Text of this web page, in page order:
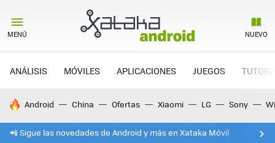
MENÚ NUEVO
ANÁLISIS MÓVILES APLICACIONES JUEGOS
HOY SE HABLA DE
Android China Ofertas Xiaomi LG Sony
📲 Sigue las novedades de Android y más en Xataka Móvil